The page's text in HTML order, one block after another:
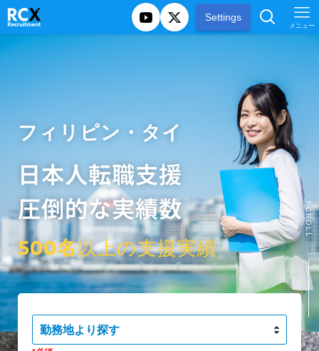
Settings
メニュー
フィリピン・タイ
日本人転職支援
圧倒的な実績数
500名以上の支援実績
SCROLL